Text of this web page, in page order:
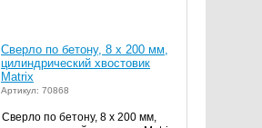
Сверло по бетону, 8 х 200 мм,
цилиндрический хвостовик
Matrix
Артикул: 70868
Сверло по бетону, 8 х 200 мм,